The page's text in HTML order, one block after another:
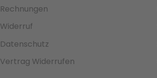
Rechnungen
Widerruf
Datenschutz
Vertrag Widerrufen